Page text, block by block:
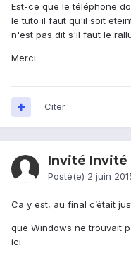
Est-ce que le téléphone
le tuto il faut qu'il soit
n'est pas dit s'il faut le
Merci
Citer
Invité Invité
Posté(e) 2 juin
Ca y est, au final c’était
que Windows ne trouvait
ici